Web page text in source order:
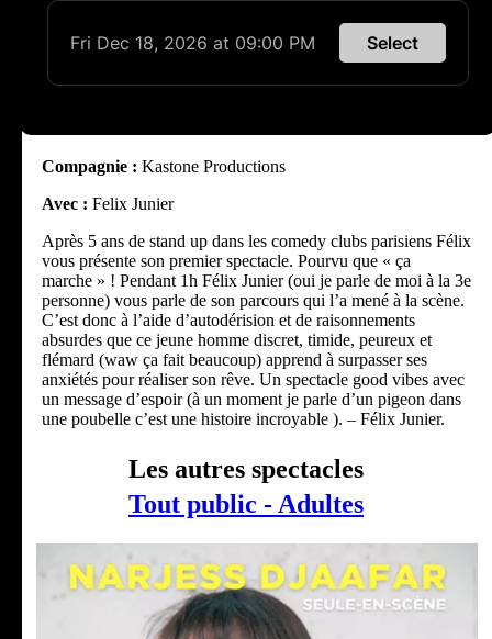
Compagnie : Kastone Productions
Avec : Felix Junier
Après 5 ans de stand up dans les comedy clubs parisiens Félix
vous présente son premier spectacle. Pourvu que « ça
marche » ! Pendant 1h Félix Junier (oui je parle de moi à la 3e
personne) vous parle de son parcours qui l’a mené à la scène.
C’est donc à l’aide d’autodérision et de raisonnements
absurdes que ce jeune homme discret, timide, peureux et
flémard (waw ça fait beaucoup) apprend à surpasser ses
anxiétés pour réaliser son rêve. Un spectacle good vibes avec
un message d’espoir (à un moment je parle d’un pigeon dans
une poubelle c’est une histoire incroyable ). – Félix Junier.
Les autres spectacles
Tout public - Adultes